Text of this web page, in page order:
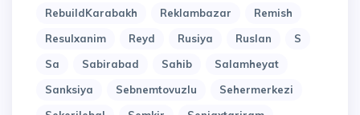
RebuildKarabakh
Reklambazar
Remish
Resulxanim
Reyd Rusiya Ruslan
S
Sa
Sabirabad Sahib
Salamheyat
Sanksiya
Sebnemtovuzlu
Sehermerkezi